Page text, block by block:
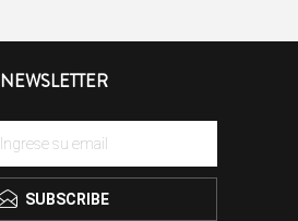
NEWSLETTER
SUBSCRIBE